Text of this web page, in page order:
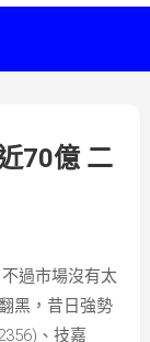
70億 二
過市場沒有太
黑，昔日強勢
、技嘉